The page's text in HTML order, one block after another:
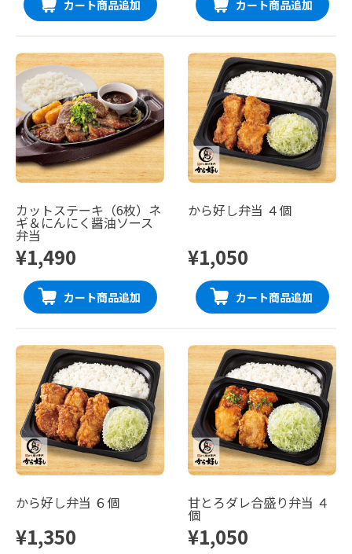
カート商品追加 カート商品追加
カットステーキ（6枚）ネ
ギ＆にんにく醤油ソース
弁当
¥1,490
カート商品追加
から好し弁当 ４個
¥1,050
カート商品追加
から好し弁当 ６個
¥1,350
甘とろダレ合盛り弁当 ４
個
¥1,050